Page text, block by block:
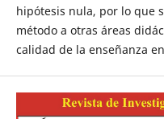
hipótesis nula, por lo que
método a otras áreas
calidad de la enseñanza